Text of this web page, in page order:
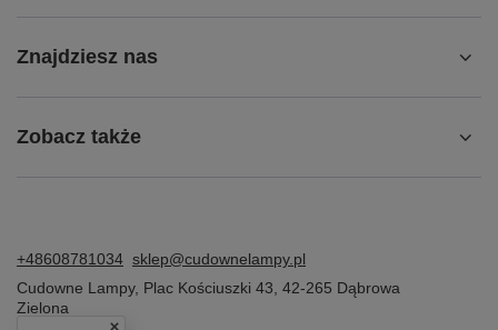
Znajdziesz nas
Zobacz także
+48608781034 sklep@cudownelampy.pl
Cudowne Lampy, Plac Kościuszki 43 42-265 Dąbrowa
Zielona